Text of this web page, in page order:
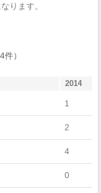
ります。
）
2014
1
2
4
0